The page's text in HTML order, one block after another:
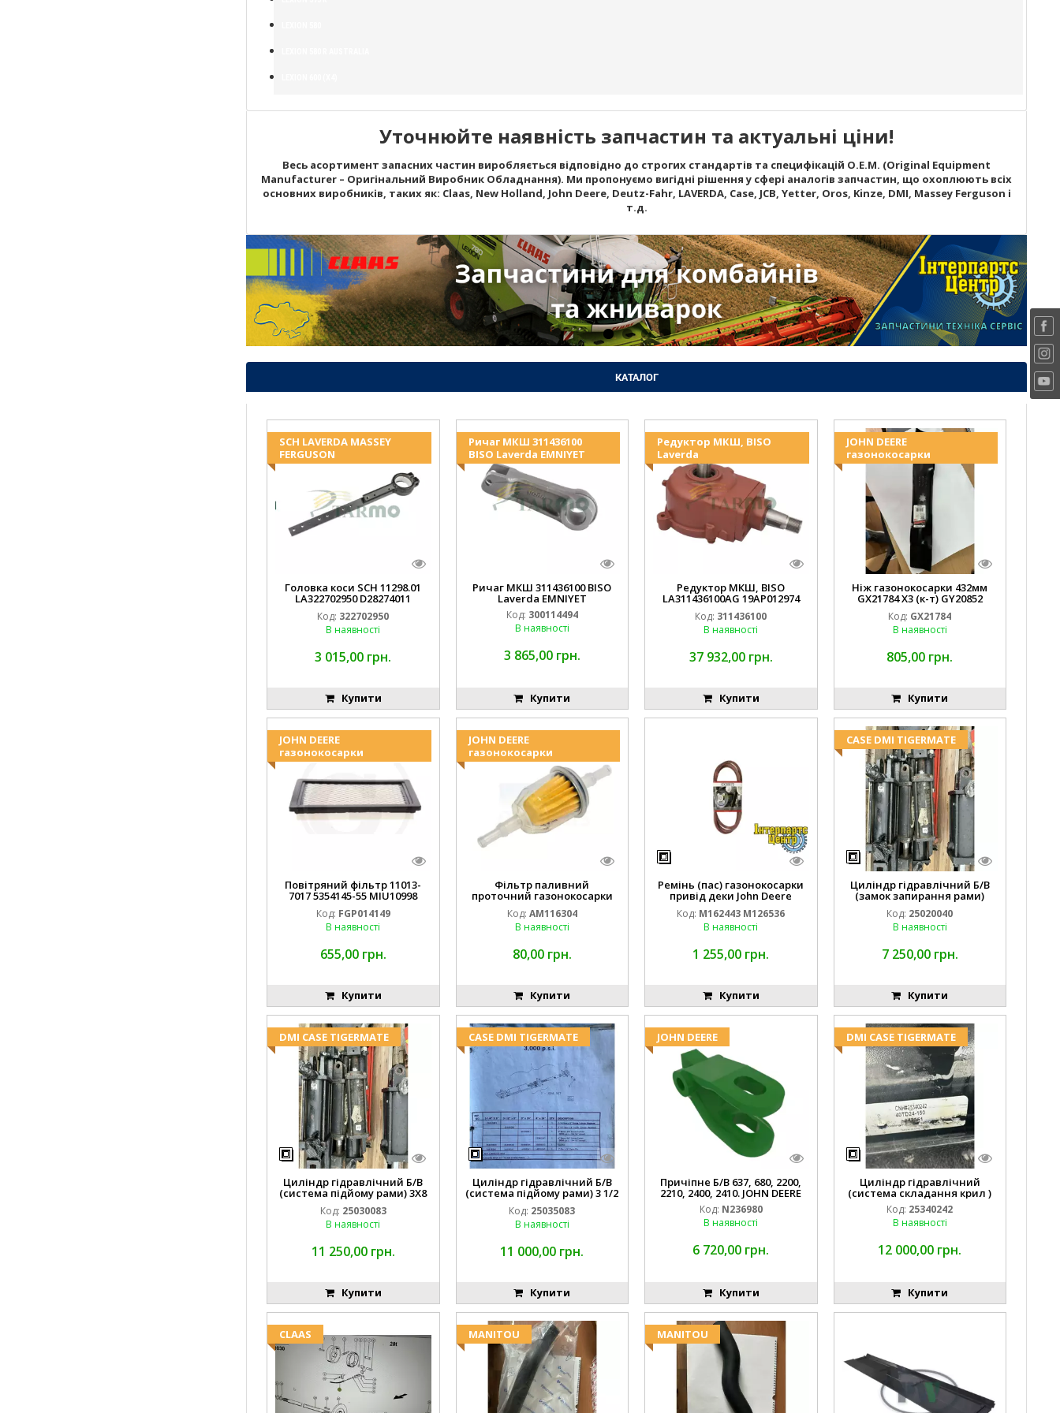
Уточнюйте наявність запчастин та актуальні ціни!
Весь асортимент запасних частин виробляється відповідно до строгих стандартів та специфікацій O.E.M. (Original Equipment
Manufacturer – Оригінальний Виробник Обладнання). Ми пропонуємо вигідні рішення у сфері аналогів запчастин, що охоплюють всіх
основних виробників, таких як: Claas, New Holland, John Deere, Deutz-Fahr, LAVERDA, Case, JCB, Yetter, Oros, Kinze, DMI, Massey Ferguson і
т.д.
КАТАЛОГ
SCH LAVERDA MASSEY
FERGUSON
Головка коси SCH 11298.01
LA322702950 D28274011
EMNIYET
Код: 322702950
В наявності
3 015,00 грн.
Купити
Ричаг МКШ 311436100
BISO Laverda EMNIYET
Ричаг МКШ 311436100 BISO
Laverda EMNIYET
Код: 300114494
В наявності
3 865,00 грн.
Купити
Редуктор МКШ, BISO
Laverda
Редуктор МКШ, BISO
LA311436100AG 19AP012974
Laverda EMNIYET
Код: 311436100
В наявності
37 932,00 грн.
Купити
JOHN DEERE
газонокосарки
Ніж газонокосарки 432мм
GX21784 X3 (к-т) GY20852
AM137757 AM141035
Код: GX21784
В наявності
805,00 грн.
Купити
JOHN DEERE
газонокосарки
Повітряний фільтр 11013-
7017 5354145-55 MIU10998
FGP014149
Код: FGP014149
В наявності
655,00 грн.
Купити
JOHN DEERE
газонокосарки
Фільтр паливний
проточний газонокосарки
JOHN DEERE AM116304 GY20709
Код: AM116304
В наявності
80,00 грн.
Купити
Ремінь (пас) газонокосарки
привід деки John Deere
M162443 M126536
Код: M162443 M126536
В наявності
1 255,00 грн.
Купити
CASE DMI TIGERMATE
Циліндр гідравлічний Б/В
(замок запирання рами)
2''X4'' 25320040
Код: 25020040
В наявності
7 250,00 грн.
Купити
DMI CASE TIGERMATE
Циліндр гідравлічний Б/В
(система підйому рами) 3X8
87423768
Код: 25030083
В наявності
11 250,00 грн.
Купити
CASE DMI TIGERMATE
Циліндр гідравлічний Б/В
(система підйому рами) 3 1/2
84255910
Код: 25035083
В наявності
11 000,00 грн.
Купити
JOHN DEERE
Причіпне Б/В 637, 680, 2200,
2210, 2400, 2410. JOHN DEERE
Код: N236980
В наявності
6 720,00 грн.
Купити
DMI CASE TIGERMATE
Циліндр гідравлічний
(система складання крил )
Код: 25340242
В наявності
12 000,00 грн.
Купити
CLAAS MANITOU MANITOU